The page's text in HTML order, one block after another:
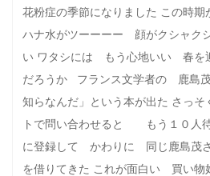
花粉症の季節になりました この時
ハナ水がツーーーー 顔がクシャク
い ワタシには もう心地いい 春を
だろうか フランス文学者の 鹿島
知らなんだ」という本が出た さっそ
トで問い合わせると もう１０人
に登録して かわりに 同じ鹿島茂さ
を借りてきた これが面白い 買い